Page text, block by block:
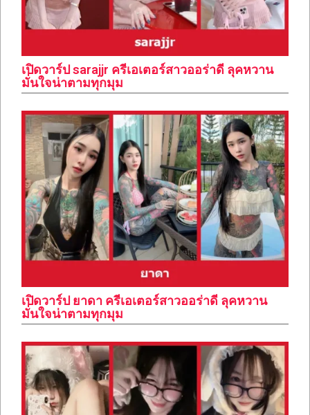
เปิดวาร์ป sarajjr ครีเอเตอร์สาวออร่าดี ลุคหวาน
มั่นใจน่าตามทุกมุม
เปิดวาร์ป ยาดา ครีเอเตอร์สาวออร่าดี ลุคหวาน
มั่นใจน่าตามทุกมุม